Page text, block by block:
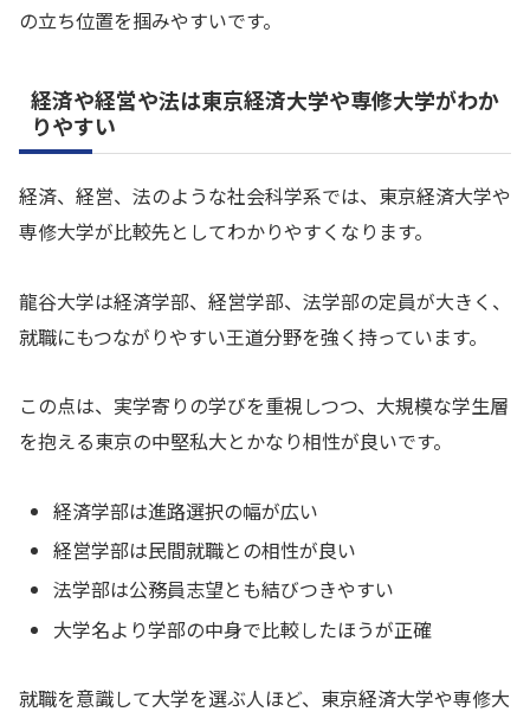
の立ち位置を掴みやすいです。
経済や経営や法は東京経済大学や専修大学がわか
りやすい
経済、経営、法のような社会科学系では、東京経済大学や
専修大学が比較先としてわかりやすくなります。
龍谷大学は経済学部、経営学部、法学部の定員が大きく、
就職にもつながりやすい王道分野を強く持っています。
この点は、実学寄りの学びを重視しつつ、大規模な学生層
を抱える東京の中堅私大とかなり相性が良いです。
経済学部は進路選択の幅が広い
経営学部は民間就職との相性が良い
法学部は公務員志望とも結びつきやすい
大学名より学部の中身で比較したほうが正確
就職を意識して大学を選ぶ人ほど、東京経済大学や専修大